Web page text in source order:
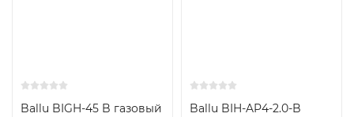
Ballu BIGH-45 B газовый
Ballu BIH-AP4-2.0-B